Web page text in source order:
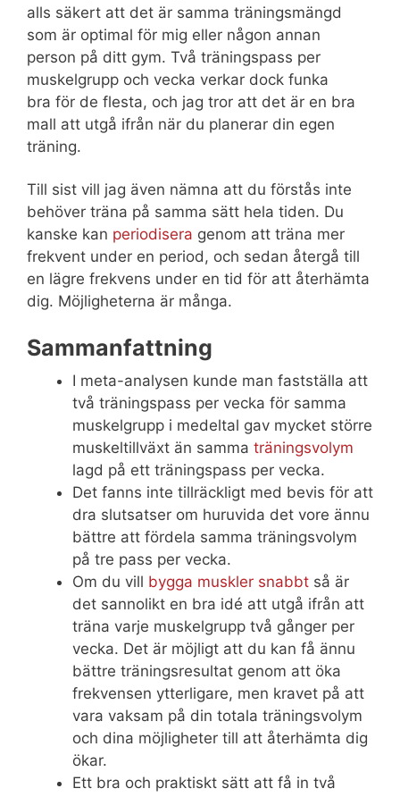
alls säkert att det är samma träningsmängd
som är optimal för mig eller någon annan
person på ditt gym. Två träningspass per
muskelgrupp och vecka verkar dock funka
bra för de flesta, och jag tror att det är en bra
mall att utgå ifrån när du planerar din egen
träning.
Till sist vill jag även nämna att du förstås inte
behöver träna på samma sätt hela tiden. Du
kanske kan periodisera genom att träna mer
frekvent under en period, och sedan återgå till
en lägre frekvens under en tid för att återhämta
dig. Möjligheterna är många.
Sammanfattning
I meta-analysen kunde man fastställa att
två träningspass per vecka för samma
muskelgrupp i medeltal gav mycket större
muskeltillväxt än samma träningsvolym
lagd på ett träningspass per vecka.
Det fanns inte tillräckligt med bevis för att
dra slutsatser om huruvida det vore ännu
bättre att fördela samma träningsvolym
på tre pass per vecka.
Om du vill bygga muskler snabbt så är
det sannolikt en bra idé att utgå ifrån att
träna varje muskelgrupp två gånger per
vecka. Det är möjligt att du kan få ännu
bättre träningsresultat genom att öka
frekvensen ytterligare, men kravet på att
vara vaksam på din totala träningsvolym
och dina möjligheter till att återhämta dig
ökar.
Ett bra och praktiskt sätt att få in två